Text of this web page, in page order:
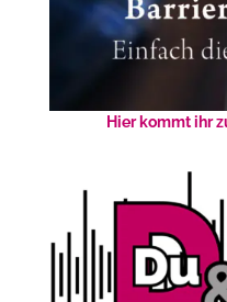
Hier kommt ihr